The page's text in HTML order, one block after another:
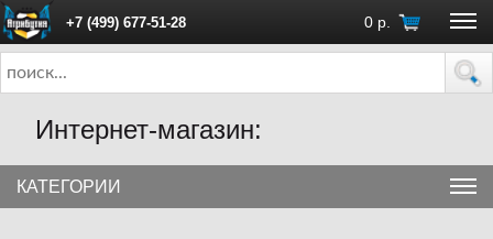
+7 (499) 677-51-28 0 р.
ПН - ПТ с 10:00 до 18:00 (Москва)
Интернет-магазин:
КАТЕГОРИИ